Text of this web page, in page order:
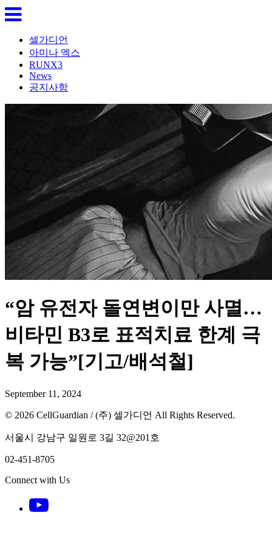
셀가디언
아미나 엑스
RUNX3
News
공지사항
“암 유전자 돌연변이만 사멸…
비타민 B3로 표적치료 한계 극
복 가능”[기고/배석철]
September 11, 2024
© 2026 CellGuardian / (주) 셀가디언 All Rights Reserved.
서울시 강남구 일원로 3길 32@201호
02-451-8705
Connect with Us